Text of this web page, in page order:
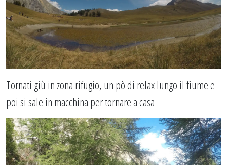
Tornati giù in zona rifugio, un pò di relax lungo il fiume e
poi si sale in macchina per tornare a casa